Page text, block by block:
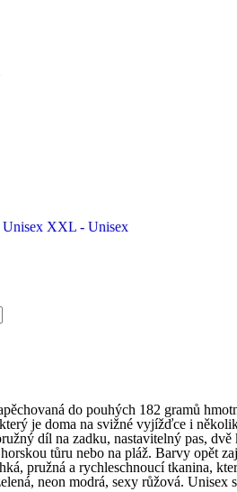
XXL - Unisex
do pouhých 182 gramů
je doma na svižné vyjížďce i
díl na zadku, nastavitelný pas,
tůru nebo na pláž. Barvy opět
pružná a rychleschnoucí tkanina,
neon modrá, sexy růžová. Unisex